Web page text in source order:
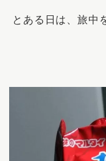
とある日は、旅中